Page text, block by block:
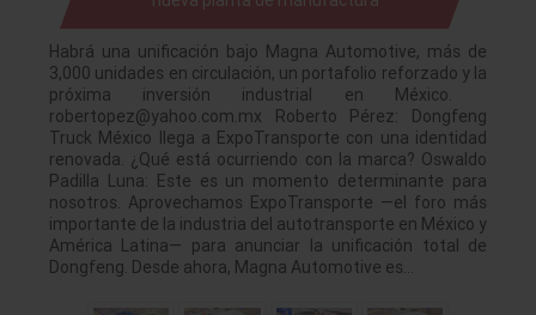
Habrá una unificación bajo Magna Automotive, más de
3,000 unidades en circulación, un portafolio reforzado y la
próxima inversión industrial en México.
robertopez@yahoo.com.mx Roberto Pérez: Dongfeng
Truck México llega a ExpoTransporte con una identidad
renovada. ¿Qué está ocurriendo con la marca? Oswaldo
Padilla Luna: Este es un momento determinante para
nosotros. Aprovechamos ExpoTransporte —el foro más
importante de la industria del autotransporte en México y
América Latina— para anunciar la unificación total de
Dongfeng. Desde ahora, Magna Automotive es…